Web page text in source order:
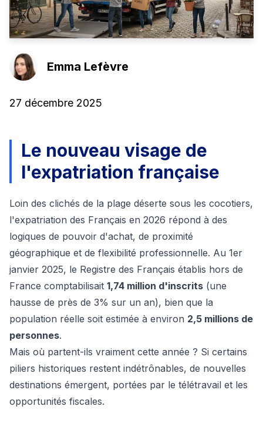
Emma Lefèvre
27 décembre 2025
Le nouveau visage de
l'expatriation française
Loin des clichés de la plage déserte sous les cocotiers,
l'expatriation des Français en 2026 répond à des
logiques de pouvoir d'achat, de proximité
géographique et de flexibilité professionnelle. Au 1er
janvier 2025, le Registre des Français établis hors de
France comptabilisait 1,74 million d'inscrits (une
hausse de près de 3% sur un an), bien que la
population réelle soit estimée à environ 2,5 millions de
personnes.
Mais où partent-ils vraiment cette année ? Si certains
piliers historiques restent indétrônables, de nouvelles
destinations émergent, portées par le télétravail et les
opportunités fiscales.